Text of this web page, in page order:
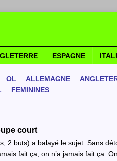
ESPAGNE
OL ALLEMAGNE
FEMININES
court
2 buts) a balayé le sujet. Sans
fait ça, on n’a jamais fait ça.